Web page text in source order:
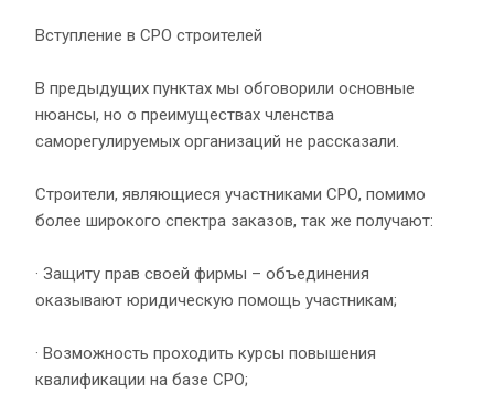
Вступление в СРО строителей
В предыдущих пунктах мы обговорили основные
нюансы, но о преимуществах членства
саморегулируемых организаций не рассказали.
Строители, являющиеся участниками СРО, помимо
более широкого спектра заказов, так же получают:
· Защиту прав своей фирмы – объединения
оказывают юридическую помощь участникам;
· Возможность проходить курсы повышения
квалификации на базе СРО;